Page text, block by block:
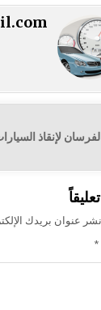
لإنقاذ السيارات في
عنوان بريدك
*